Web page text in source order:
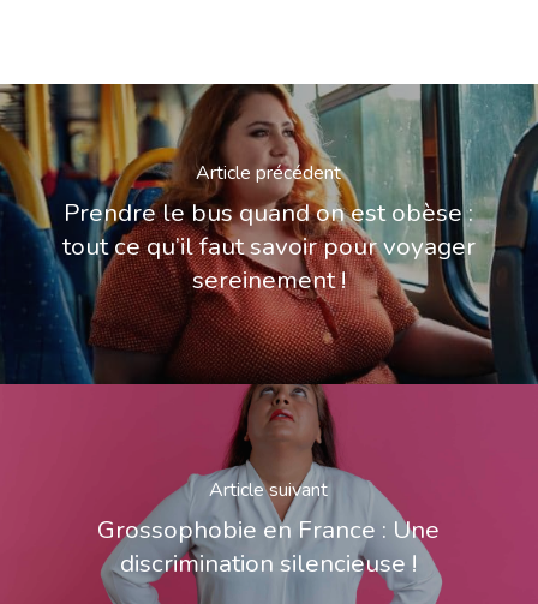
Article précédent
Prendre le bus quand on est obèse :
tout ce qu’il faut savoir pour voyager
sereinement !
Article suivant
Grossophobie en France : Une
discrimination silencieuse !